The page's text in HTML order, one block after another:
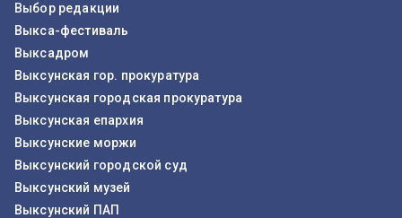
Выбор редакции
Выкса-фестиваль
Выксадром
Выксунская гор. прокуратура
Выксунская городская прокуратура
Выксунская епархия
Выксунские моржи
Выксунский городской суд
Выксунский музей
Выксунский ПАП